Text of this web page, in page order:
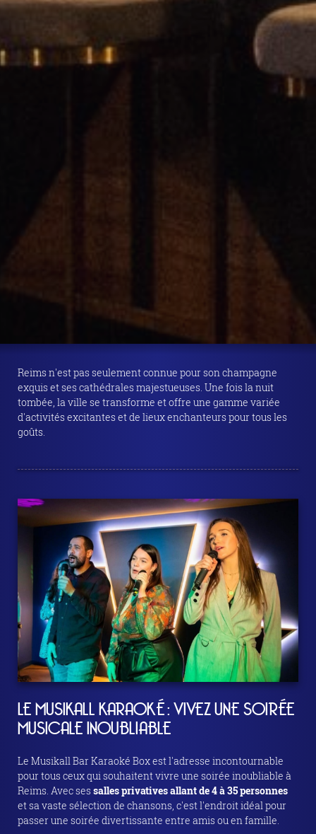
Reims n'est pas seulement connue pour son champagne
exquis et ses cathédrales majestueuses. Une fois la nuit
tombée, la ville se transforme et offre une gamme variée
d'activités excitantes et de lieux enchanteurs pour tous les
goûts.
LE MUSIKALL KARAOKÉ : VIVEZ UNE SOIRÉE
MUSICALE INOUBLIABLE
Le Musikall Bar Karaoké Box est l'adresse incontournable
pour tous ceux qui souhaitent vivre une soirée inoubliable à
Reims. Avec sessalles privatives allant de 4 à 35 personnes
et sa vaste sélection de chansons, c'est l'endroit idéal pour
passer une soirée divertissante entre amis ou en famille.